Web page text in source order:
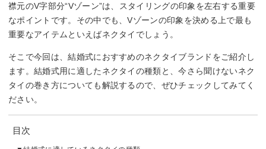
襟元のV字部分“Vゾーン”は、スタイリングの印象を左右する重要
なポイントです。その中でも、Vゾーンの印象を決める上で最も
重要なアイテムといえばネクタイでしょう。
そこで今回は、結婚式におすすめのネクタイブランドをご紹介し
ます。結婚式用に適したネクタイの種類と、今さら聞けないネク
タイの巻き方についても解説するので、ぜひチェックしてみてく
ださい。
目次